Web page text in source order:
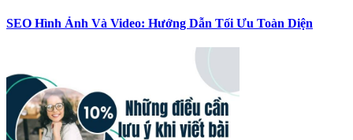
SEO Hình Ảnh Và Video: Hướng Dẫn Tối Ưu Toàn Diện